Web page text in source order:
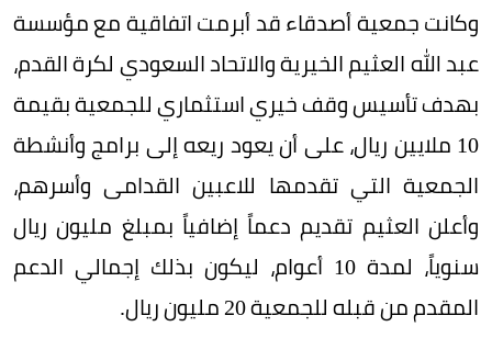
وكانت جمعية أصدقاء قد أبرمت اتفاقية مع مؤسسة
عبد الله العثيم الخيرية والاتحاد السعودي لكرة القدم،
بهدف تأسيس وقف خيري استثماري للجمعية بقيمة
10 ملايين ريال، على أن يعود ريعه إلى برامج وأنشطة
الجمعية التي تقدمها للاعبين القدامى وأسرهم،
وأعلن العثيم تقديم دعماً إضافياً بمبلغ مليون ريال
سنوياً، لمدة 10 أعوام، ليكون بذلك إجمالي الدعم
المقدم من قبله للجمعية 20 مليون ريال.